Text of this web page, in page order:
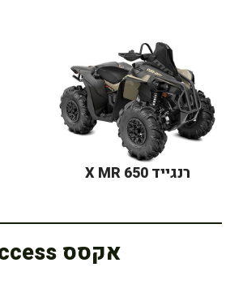
רנגייד X MR 650
אקסס Access: